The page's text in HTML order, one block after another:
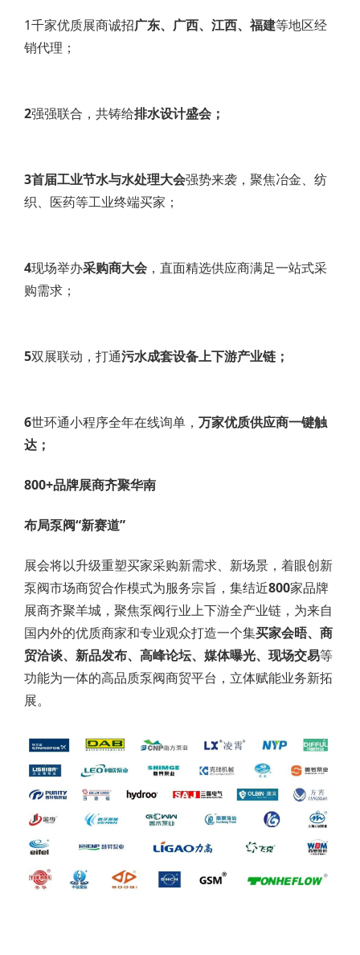
1千家优质展商诚招广东、广西、江西、福建等地区经
销代理；
2强强联合，共铸给排水设计盛会；
3首届工业节水与水处理大会强势来袭，聚焦冶金、纺
织、医药等工业终端买家；
4现场举办采购商大会 ，直面精选供应商满足一站式采
购需求；
5双展联动，打通污水成套设备上下游产业链；
6世环通小程序全年在线询单， 万家优质供应商一键触
达；
800+品牌展商齐聚华南
布局泵阀“新赛道”
展会将以升级重塑买家采购新需求、新场景，着眼创新
泵阀市场商贸合作模式为服务宗旨，集结近800家品牌
展商齐聚羊城，聚焦泵阀行业上下游全产业链，为来自
国内外的优质商家和专业观众打造一个集买家会晤、商
贸洽谈、新品发布、高峰论坛、媒体曝光、现场交易等
功能为一体的高品质泵阀商贸平台，立体赋能业务新拓
展。